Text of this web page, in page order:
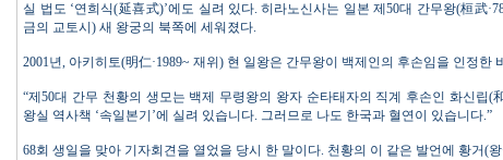
실 법도 ‘연희식(延喜式)’에도 실려 있다. 히라노신사는 일본 제50대 간무왕(桓武
금의 교토시) 새 왕궁의 북쪽에 세워졌다.
2001년, 아키히토(明仁·1989~ 재위) 현 일왕은 간무왕이 백제인의 후손임을 인정한
“제50대 간무 천황의 생모는 백제 무령왕의 왕자 순타태자의 직계 후손인 화신립(
왕실 역사책 ‘속일본기’에 실려 있습니다. 그러므로 나도 한국과 혈연이 있습니다.”
68회 생일을 맞아 기자회견을 열었을 당시 한 말이다. 천황의 이 같은 발언에 황거(